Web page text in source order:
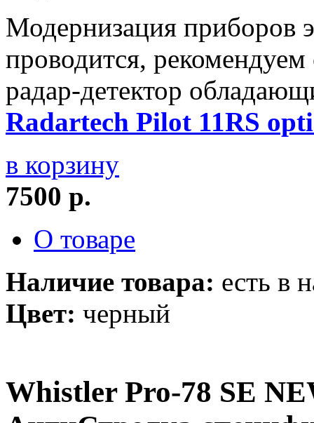
Модернизация приборов
проводится,
радар-детектор
Radartech Pilot 11RS
в корзину
7500 р.
О товаре
Наличие товара: есть в
Цвет: черный
Whistler Pro-78 SE